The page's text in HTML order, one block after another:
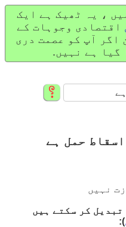
، یہ ٹھیک ہے ایک
اقتصادی وجوہات کے
اگر آپ کو عصمت دری
گیا ہے نہیں.
حمل ہے
نہیں
کر سکتے ہیں
):